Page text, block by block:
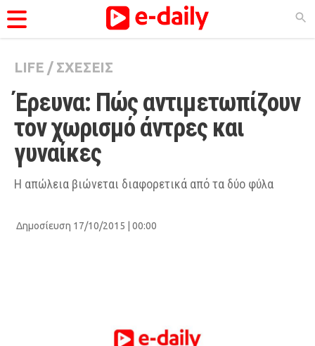
ΚΑΤΗΓΟΡΊΕΣ
Ειδήσεις
Θέματα
Videos
Podcasts
Life
LIFE / ΣΧΕΣΕΙΣ
Έρευνα: Πώς αντιμετωπίζουν
τον χωρισμό άντρες και
γυναίκες
Η απώλεια βιώνεται διαφορετικά από τα δύο φύλα
Δημοσίευση 17/10/2015 | 00:00